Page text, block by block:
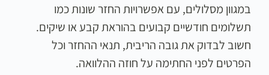
במגוון מסלולים, עם אפשרויות החזר שונות כמו
תשלומים חודשיים קבועים בהוראת קבע או שיקים.
חשוב לבדוק את גובה הריבית, תנאי ההחזר וכל
הפרטים לפני החתימה על חוזה ההלוואה.